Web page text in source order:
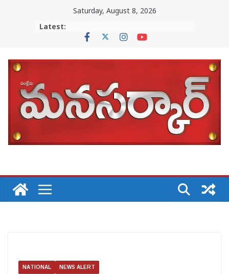
Saturday, August 8, 2026
Latest:
NATIONAL NEWS ALERT